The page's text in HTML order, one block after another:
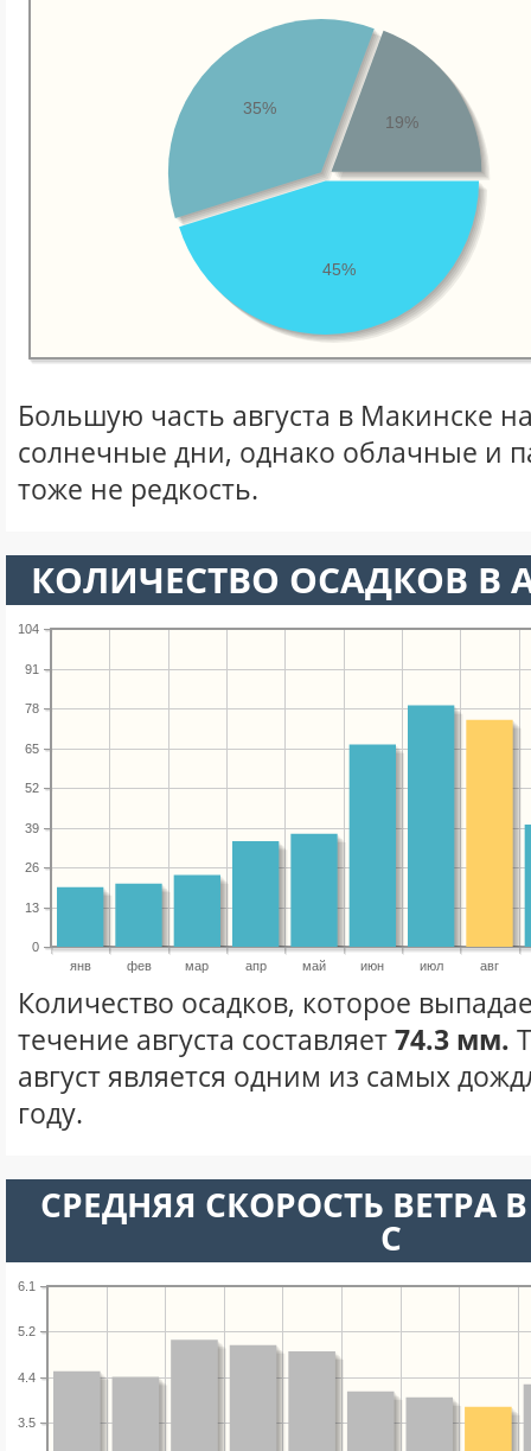
45%
35%
19%
Большую часть августа в Макинске
солнечные дни, однако облачные и
тоже не редкость.
КОЛИЧЕСТВО ОСАДКОВ В
янв фев мар апр май июн июл авг
0
13
26
39
52
65
78
91
104
Количество осадков, которое
течение августа составляет74.3 мм.
август является одним из самых
году.
СРЕДНЯЯ СКОРОСТЬ ВЕТРА
С
3.5
4.4
5.2
6.1